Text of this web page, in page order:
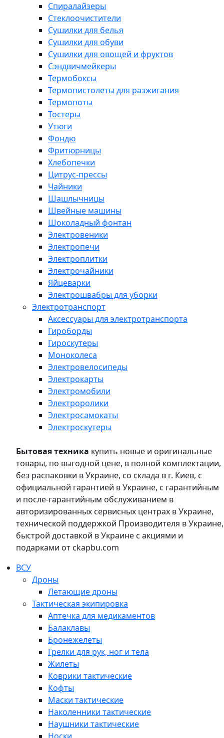
Спиралайзеры
Стеклоочистители
Сушилки для белья
Сушилки для обуви
Сушилки для овощей и фруктов
Сэндвичмейкеры
Термобоксы
Термопистолеты для разжигания
Термопоты
Тостеры
Утюги
Фондю
Фритюрницы
Хлебопечки
Цитрус-прессы
Чайники
Шашлычницы
Швейные машины
Шоколадный фонтан
Электровеники
Электропечи
Электроплитки
Электрочайники
Яйцеварки
Электрошвабры для уборки
Электротранспорт
Аксессуары для электротранспорта
Гироборды
Гироскутеры
Моноколеса
Электровелосипеды
Электрокарты
Электромобили
Электроролики
Электросамокаты
Электроскутеры
Бытовая техника купить новые и оригинальные
товары, по выгодной цене, в полной комплектации,
без распаковки в Украине, со склада в г. Киев, с
официальной гарантией в Украине, с гарантийным
и после-гарантийным обслуживанием в
авторизированных сервисных центрах в Украине,
технической поддержкой Производителя в Украине,
быстрой доставкой в Украине с акциями и
подарками от ckapbu.com
ВСУ
Дроны
Летающие дроны
Тактическая экипировка
Аптечка для медикаментов
Балаклавы
Бронежелеты
Грелки для рук, ног и тела
Жилеты
Коврики тактические
Кофты
Маски тактические
Наколенники тактические
Наушники тактические